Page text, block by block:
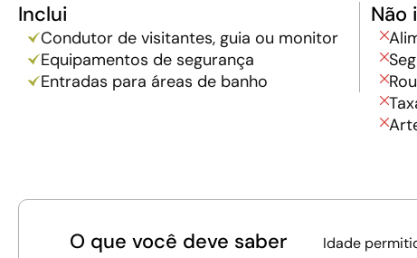
Inclui
Condutor de visitantes, guia ou monitor
Equipamentos de segurança
Entradas para áreas de banho
Não
O que você deve saber Idade